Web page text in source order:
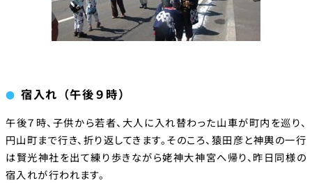
宿入れ（午後９時）
午後７時、子供から若者、大人に入れ替わった山車が町内を巡り、
円山町まで行き、折り返してきます。そのころ、猿田彦と神輿の一行
は賢光神社を出て練り歩きながら姥神大神宮へ帰り、昨日同様の
宿入れが行われます。